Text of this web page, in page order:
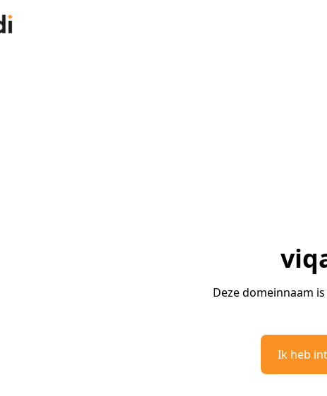
Deze domeinnaam
Ik heb